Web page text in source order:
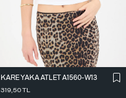
KARE YAKA ATLET A1560-W13
319,50TL